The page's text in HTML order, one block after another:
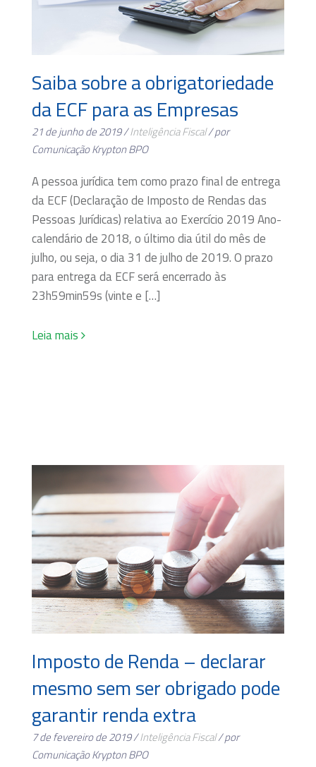
Saiba sobre a obrigatoriedade
da ECF para as Empresas
21 de junho de 2019 /Inteligência Fiscal/ por
Comunicação Krypton BPO
A pessoa jurídica tem como prazo final de entrega
da ECF (Declaração de Imposto de Rendas das
Pessoas Jurídicas) relativa ao Exercício 2019 Ano-
calendário de 2018, o último dia útil do mês de
julho, ou seja, o dia 31 de julho de 2019. O prazo
para entrega da ECF será encerrado às
23h59min59s (vinte e […]
Leia mais
Imposto de Renda – declarar
mesmo sem ser obrigado pode
garantir renda extra
7 de fevereiro de 2019 /Inteligência Fiscal/ por
Comunicação Krypton BPO